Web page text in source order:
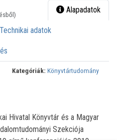
Alapadatok
Technikai adatok
Kategóriák: Könyvtártudomány
Hivatal Könyvtár és a Magyar
Szekciója